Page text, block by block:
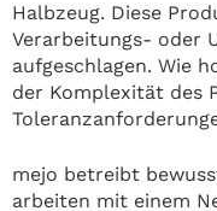
Halbzeug. Diese
Verarbeitungs- oder
aufgeschlagen. Wie
der Komplexität des
mejo betreibt
arbeiten mit einem